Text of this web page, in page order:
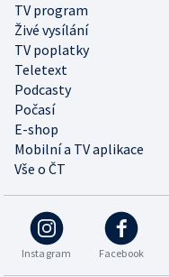
TV program
Živé vysílání
TV poplatky
Teletext
Podcasty
Počasí
E-shop
Mobilní a TV aplikace
Vše o ČT
Instagram Facebook